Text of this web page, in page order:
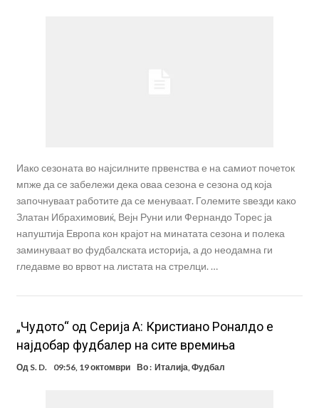
Иако сезоната во најсилните првенства е на самиот почеток
мпже да се забележи дека оваа сезона е сезона од која
започнуваат работите да се менуваат. Големите ѕвезди како
Златан Ибрахимовиќ, Вејн Руни или Фернандо Торес ја
напуштија Европа кон крајот на минатата сезона и полека
заминуваат во фудбалската историја, а до неодамна ги
гледавме во врвот на листата на стрелци. …
„Чудото“ од Серија А: Кристиано Роналдо е
најдобар фудбалер на сите времиња
Од S. D. 09:56, 19 октомври Во : Италија Фудбал